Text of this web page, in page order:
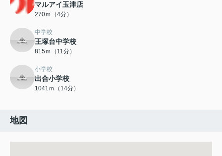
マルアイ玉津店
270ｍ（4分）
中学校
王塚台中学校
815ｍ（11分）
小学校
出合小学校
1041ｍ（14分）
地図